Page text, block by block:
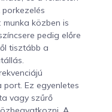
közben is
pedig előre
tisztább a
Ez egyenletes
vagy szűrő